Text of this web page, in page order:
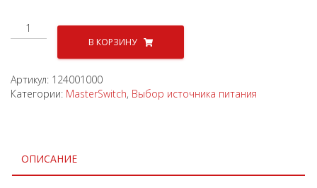
Количество
товара
на
землю
В КОРЗИНУ
Артикул: 124001000
Категории: MasterSwitch, Выбор источника питания
ОПИСАНИЕ